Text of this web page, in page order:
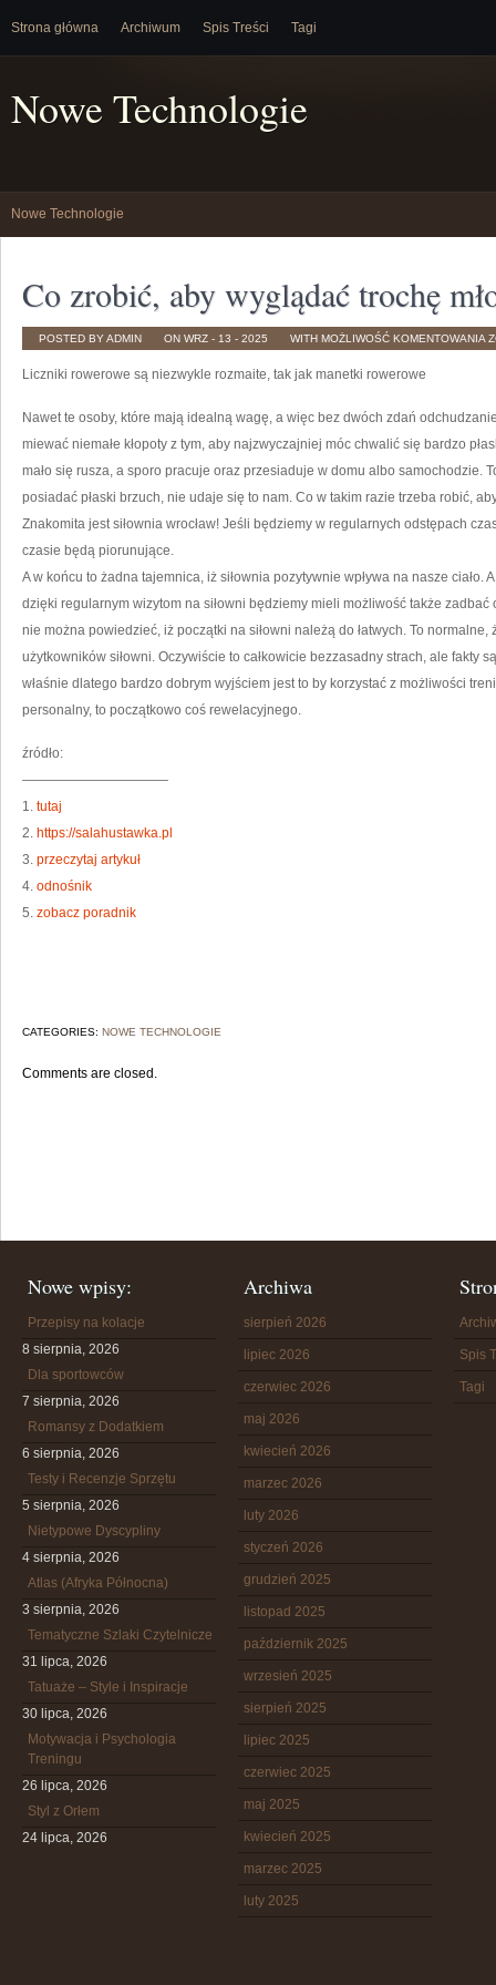
Strona główna Archiwum Spis Treści Tagi
Nowe Technologie
Nowe Technologie
Co zrobić, aby wyglądać trochę
POSTED BY ADMIN ON WRZ - 13 - 2025 WITH MOŻLIWOŚĆ KOMENTOWANIA
I
Liczniki rowerowe są niezwykle rozmaite, tak jak manetki rowerowe
Nawet te osoby, które mają idealną wagę, a więc bez dwóch zdań
miewać niemałe kłopoty z tym, aby najzwyczajniej móc chwalić się bardzo
mało się rusza, a sporo pracuje oraz przesiaduje w domu albo samochodzie.
posiadać płaski brzuch, nie udaje się to nam. Co w takim razie trzeba robić,
Znakomita jest siłownia wrocław! Jeśli będziemy w regularnych odstępach
czasie będą piorunujące.
A w końcu to żadna tajemnica, iż siłownia pozytywnie wpływa na nasze
dzięki regularnym wizytom na siłowni będziemy mieli możliwość także
nie można powiedzieć, iż początki na siłowni należą do łatwych. To
użytkowników siłowni. Oczywiście to całkowicie bezzasadny strach, ale fakty
właśnie dlatego bardzo dobrym wyjściem jest to by korzystać z możliwości
personalny, to początkowo coś rewelacyjnego.
źródło:
———————————
1. tutaj
2. https://salahustawka.pl
3. przeczytaj artykuł
4. odnośnik
5. zobacz poradnik
CATEGORIES: NOWE TECHNOLOGIE
Comments are closed.
Nowe wpisy:
Przepisy na kolacje
8 sierpnia, 2026
Dla sportowców
7 sierpnia, 2026
Romansy z Dodatkiem
6 sierpnia, 2026
Testy i Recenzje Sprzętu
5 sierpnia, 2026
Nietypowe Dyscypliny
4 sierpnia, 2026
Atlas (Afryka Północna)
3 sierpnia, 2026
Tematyczne Szlaki Czytelnicze
31 lipca, 2026
Tatuaże – Style i Inspiracje
30 lipca, 2026
Motywacja i Psychologia
Treningu
26 lipca, 2026
Styl z Orłem
24 lipca, 2026
Archiwa
sierpień 2026
lipiec 2026
czerwiec 2026
maj 2026
kwiecień 2026
marzec 2026
luty 2026
styczeń 2026
grudzień 2025
listopad 2025
październik 2025
wrzesień 2025
sierpień 2025
lipiec 2025
czerwiec 2025
maj 2025
kwiecień 2025
marzec 2025
luty 2025
Spis
Tagi